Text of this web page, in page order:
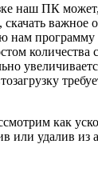
наш ПК
скачать важное
нам программу
количества
как
или удалив из